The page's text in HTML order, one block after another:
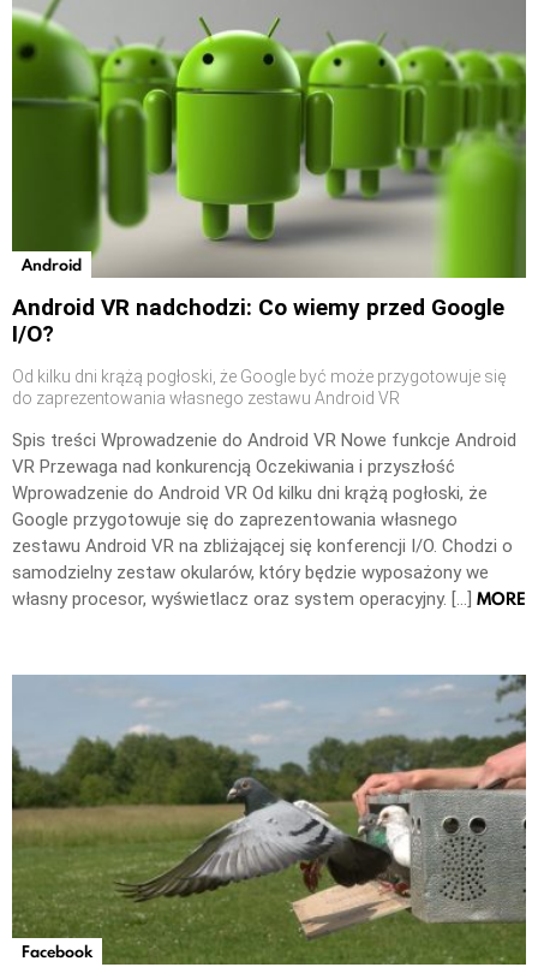
Android
Android VR nadchodzi: Co wiemy przed Google
I/O?
Od kilku dni krążą pogłoski, że Google być może przygotowuje się
do zaprezentowania własnego zestawu Android VR
Spis treści Wprowadzenie do Android VR Nowe funkcje Android
VR Przewaga nad konkurencją Oczekiwania i przyszłość
Wprowadzenie do Android VR Od kilku dni krążą pogłoski, że
Google przygotowuje się do zaprezentowania własnego
zestawu Android VR na zbliżającej się konferencji I/O. Chodzi o
samodzielny zestaw okularów, który będzie wyposażony we
własny procesor, wyświetlacz oraz system operacyjny. […] MORE
Facebook